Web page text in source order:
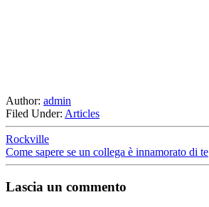
Author: admin
Filed Under: Articles
Rockville
Come sapere se un collega è innamorato di te
Lascia un commento